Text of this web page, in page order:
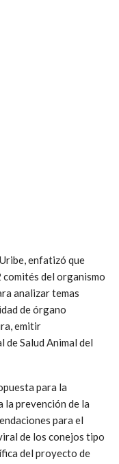
enfatizó que
del organismo
analizar temas
de órgano
emitir
de Salud Animal del
para la
prevención de la
para el
de los conejos tipo
del proyecto de